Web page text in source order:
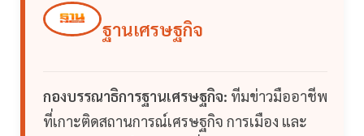
ฐานเศรษฐกิจ
กองบรรณาธิการฐานเศรษฐกิจ: ทีมข่าวมืออาชีพ
ที่เกาะติดสถานการณ์เศรษฐกิจ การเมือง และ